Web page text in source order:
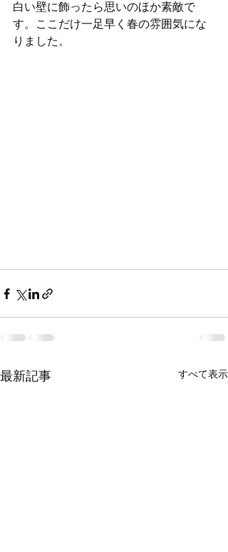
白い壁に飾ったら思いのほか素敵で
す。ここだけ一足早く春の雰囲気にな
りました。
最新記事 すべて表示